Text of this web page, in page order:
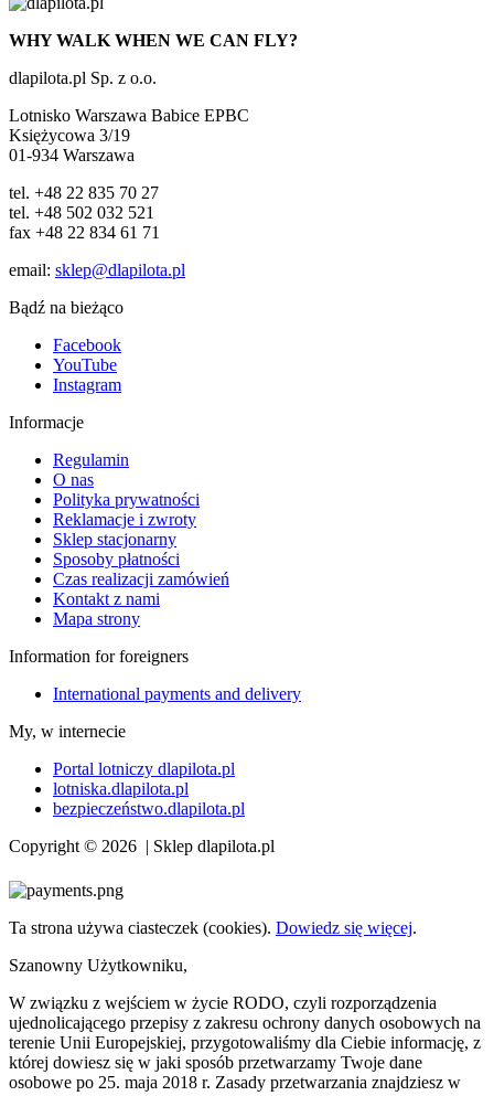
WHY WALK WHEN WE CAN FLY?
dlapilota.pl Sp. z o.o.
Lotnisko Warszawa Babice EPBC
Księżycowa 3/19
01-934 Warszawa
tel. +48 22 835 70 27
tel. +48 502 032 521
fax +48 22 834 61 71
email: sklep@dlapilota.pl
Bądź na bieżąco
Facebook
YouTube
Instagram
Informacje
Regulamin
O nas
Polityka prywatności
Reklamacje i zwroty
Sklep stacjonarny
Sposoby płatności
Czas realizacji zamówień
Kontakt z nami
Mapa strony
Information for foreigners
International payments and delivery
My, w internecie
Portal lotniczy dlapilota.pl
lotniska.dlapilota.pl
bezpieczeństwo.dlapilota.pl
Copyright © 2026 | Sklep dlapilota.pl
Ta strona używa ciasteczek (cookies). Dowiedz się więcej.
Szanowny Użytkowniku,
W związku z wejściem w życie RODO, czyli rozporządzenia
ujednolicającego przepisy z zakresu ochrony danych osobowych na
terenie Unii Europejskiej, przygotowaliśmy dla Ciebie informację, z
której dowiesz się w jaki sposób przetwarzamy Twoje dane
osobowe po 25. maja 2018 r. Zasady przetwarzania znajdziesz w